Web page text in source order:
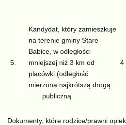
5.
Kandydat, który zamieszkuje
na terenie gminy Stare
Babice, w odległości
mniejszej niż 3 km od
placówki (odległość
mierzona najkrótszą drogą
publiczną
4
Dokumenty, które rodzice/prawni